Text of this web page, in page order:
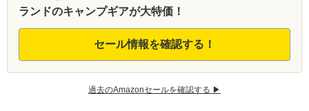
ランドのキャンプギアが大特価！
セール情報を確認する！
過去のAmazonセールを確認する ▶︎